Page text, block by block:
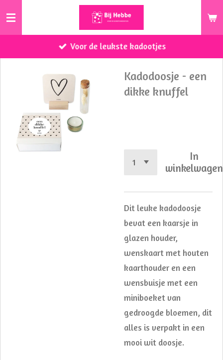
Ga
de
Voor de leukste kadootjes
Kadodoosje - een
dikke knuffel
In
winkelwagen
Dit leuke kadodoosje
bevat een kaarsje in
glazen houder,
wenskaart met houten
kaarthouder en een
wensbuisje met een
miniboeket van
gedroogde bloemen, dit
alles is verpakt in een
mooi wit doosje.